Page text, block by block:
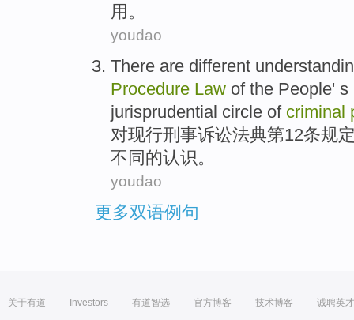
用 。
youdao
There are different
Procedure Law of the People'
jurisprudential circle of criminal
对现行刑事诉讼法典第12条规
不同 的认识。
youdao
更多双语例句
关于有道 Investors 有道智选 官方博客 技术博客 诚聘英才